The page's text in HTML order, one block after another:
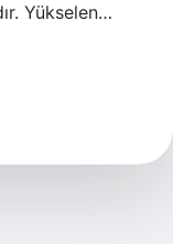
Yükselen…